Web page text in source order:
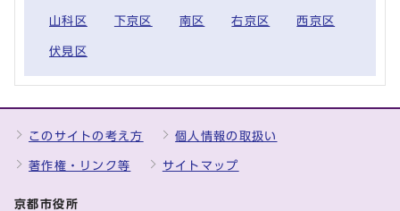
山科区 下京区 南区 右京区 西京区
伏見区
このサイトの考え方 個人情報の取扱い
著作権・リンク等 サイトマップ
京都市役所